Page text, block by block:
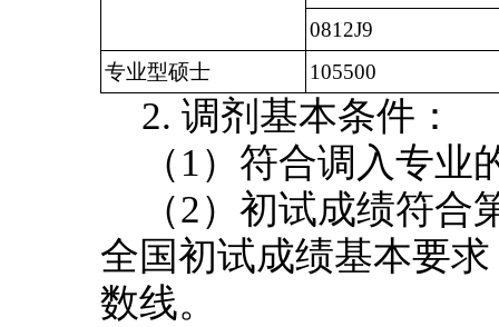
0812J9
专业型硕士
105500
2. 调剂基本条件：
（1）符合调入专业
（2）初试成绩符
全国初试成绩基本要
数线。